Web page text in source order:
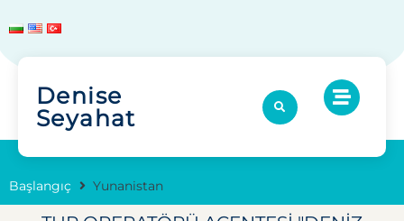
Denise
Seyahat
Başlangıç Yunanistan